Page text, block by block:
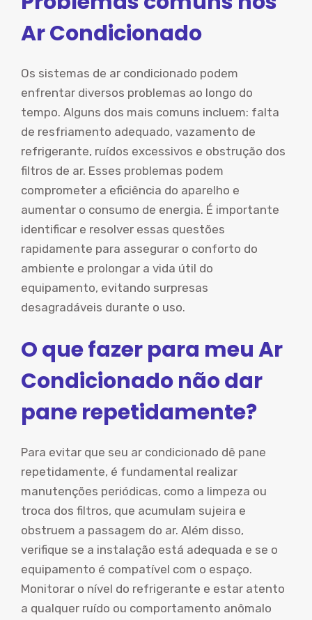
Ar Condicionado
Os sistemas de ar condicionado podem
enfrentar diversos problemas ao longo do
tempo. Alguns dos mais comuns incluem: falta
de resfriamento adequado, vazamento de
refrigerante, ruídos excessivos e obstrução dos
filtros de ar. Esses problemas podem
comprometer a eficiência do aparelho e
aumentar o consumo de energia. É importante
identificar e resolver essas questões
rapidamente para assegurar o conforto do
ambiente e prolongar a vida útil do
equipamento, evitando surpresas
desagradáveis durante o uso.
O que fazer para meu Ar
Condicionado não dar
pane repetidamente?
Para evitar que seu ar condicionado dê pane
repetidamente, é fundamental realizar
manutenções periódicas, como a limpeza ou
troca dos filtros, que acumulam sujeira e
obstruem a passagem do ar. Além disso,
verifique se a instalação está adequada e se o
equipamento é compatível com o espaço.
Monitorar o nível do refrigerante e estar atento
a qualquer ruído ou comportamento anômalo